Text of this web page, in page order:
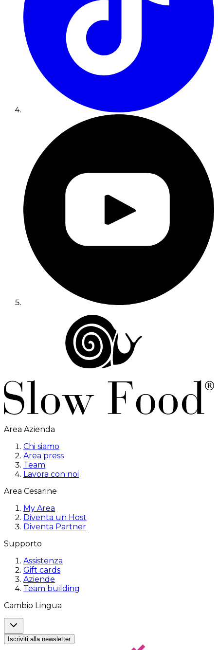
Area Azienda
Chi siamo
Area press
Team
Lavora con noi
Area Cesarine
My Area
Diventa un Host
Diventa Partner
Supporto
Assistenza
Gift cards
Aziende
Team building
Cambio Lingua
Iscriviti alla newsletter